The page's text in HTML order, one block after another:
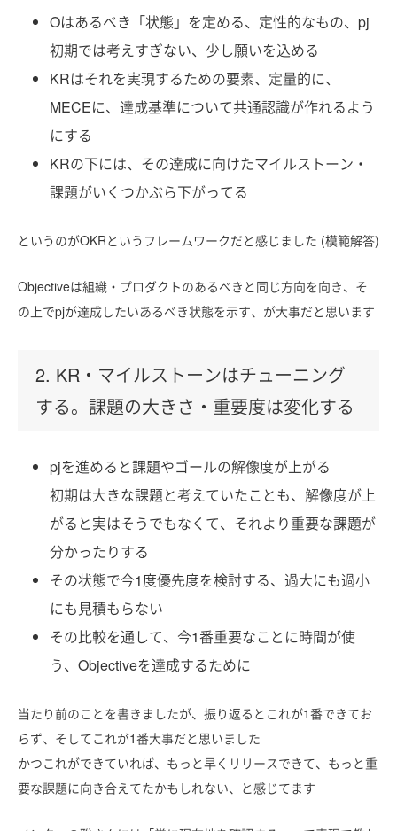
Oはあるべき「状態」を定める、定性的なもの、pj
初期では考えすぎない、少し願いを込める
KRはそれを実現するための要素、定量的に、
MECEに、達成基準について共通認識が作れるよう
にする
KRの下には、その達成に向けたマイルストーン・
課題がいくつかぶら下がってる
というのがOKRというフレームワークだと感じました (模範解答)
Objectiveは組織・プロダクトのあるべきと同じ方向を向き、そ
の上でpjが達成したいあるべき状態を示す、が大事だと思います
2. KR・マイルストーンはチューニング
する。課題の大きさ・重要度は変化する
pjを進めると課題やゴールの解像度が上がる
初期は大きな課題と考えていたことも、解像度が上
がると実はそうでもなくて、それより重要な課題が
分かったりする
その状態で今1度優先度を検討する、過大にも過小
にも見積もらない
その比較を通して、今1番重要なことに時間が使
う、Objectiveを達成するために
当たり前のことを書きましたが、振り返るとこれが1番できてお
らず、そしてこれが1番大事だと思いました
かつこれができていれば、もっと早くリリースできて、もっと重
要な課題に向き合えてたかもしれない、と感じてます